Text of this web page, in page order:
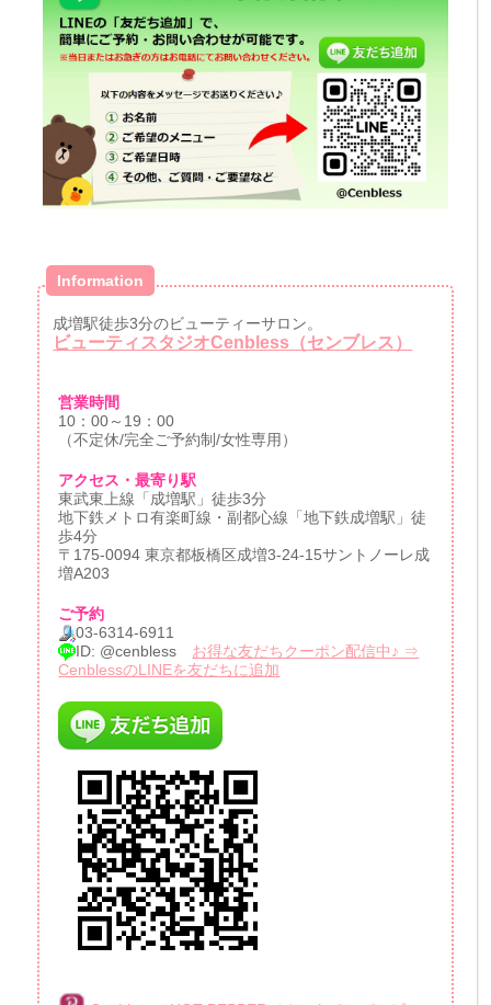
Information
成増駅徒歩3分のビューティーサロン。
ビューティスタジオCenbless（センブレス）
営業時間
10：00～19：00
（不定休/完全ご予約制/女性専用）
アクセス・最寄り駅
東武東上線「成増駅」徒歩3分
地下鉄メトロ有楽町線・副都心線「地下鉄成増駅」徒
歩4分
〒175-0094 東京都板橋区成増3-24-15サントノーレ成
増A203
ご予約
03-6314-6911
ID: @cenbless お得な友だちクーポン配信中♪ ⇒
CenblessのLINEを友だちに追加